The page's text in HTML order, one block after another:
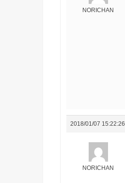
NORICHAN
2018/01/07 15:22:26
NORICHAN